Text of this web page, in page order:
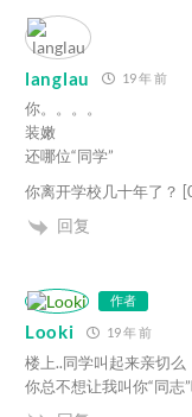
langlau 19 年 前
你。。。。
装嫩
还哪位“同学”
你离开学校几十年了？
回复
作者
Looki 19 年 前
楼上..同学叫起来亲切么
你总不想让我叫你“同志